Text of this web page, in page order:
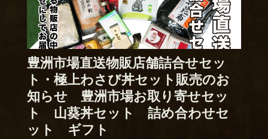
豊洲市場直送物販店舗詰合せセッ
ト・極上わさび丼セット販売のお
知らせ 豊洲市場お取り寄せセッ
ト 山葵丼セット 詰め合わせセ
ット ギフト